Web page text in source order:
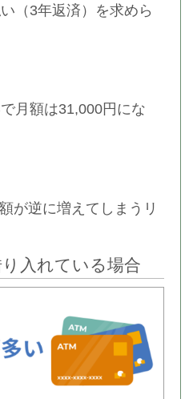
（3年返済）を求めら
月額は31,000円にな
が逆に増えてしまうリ
入れている場合